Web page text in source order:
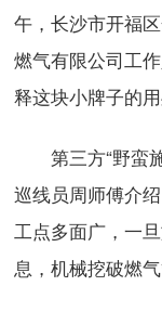
午，长沙市开福
燃气有限公司工
释这块小牌子的用
第三方“野蛮施
巡线员周师傅介
工点多面广，一
息，机械挖破燃